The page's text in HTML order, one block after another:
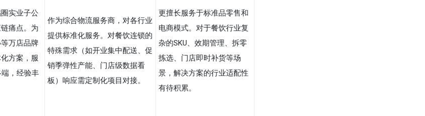
实业子公
痛点。为
万店品牌
方案，服
，经验丰
作为综合物流服务商，对各行业
提供标准化服务。对餐饮连锁的
特殊需求（如开业集中配送、促
销季弹性产能、门店级数据看
板）响应需定制化项目对接。
更擅长服务于标准品零售和
电商模式。对于餐饮行业复
杂的SKU、效期管理、拆零
拣选、门店即时补货等场
景，解决方案的行业适配性
有待积累。